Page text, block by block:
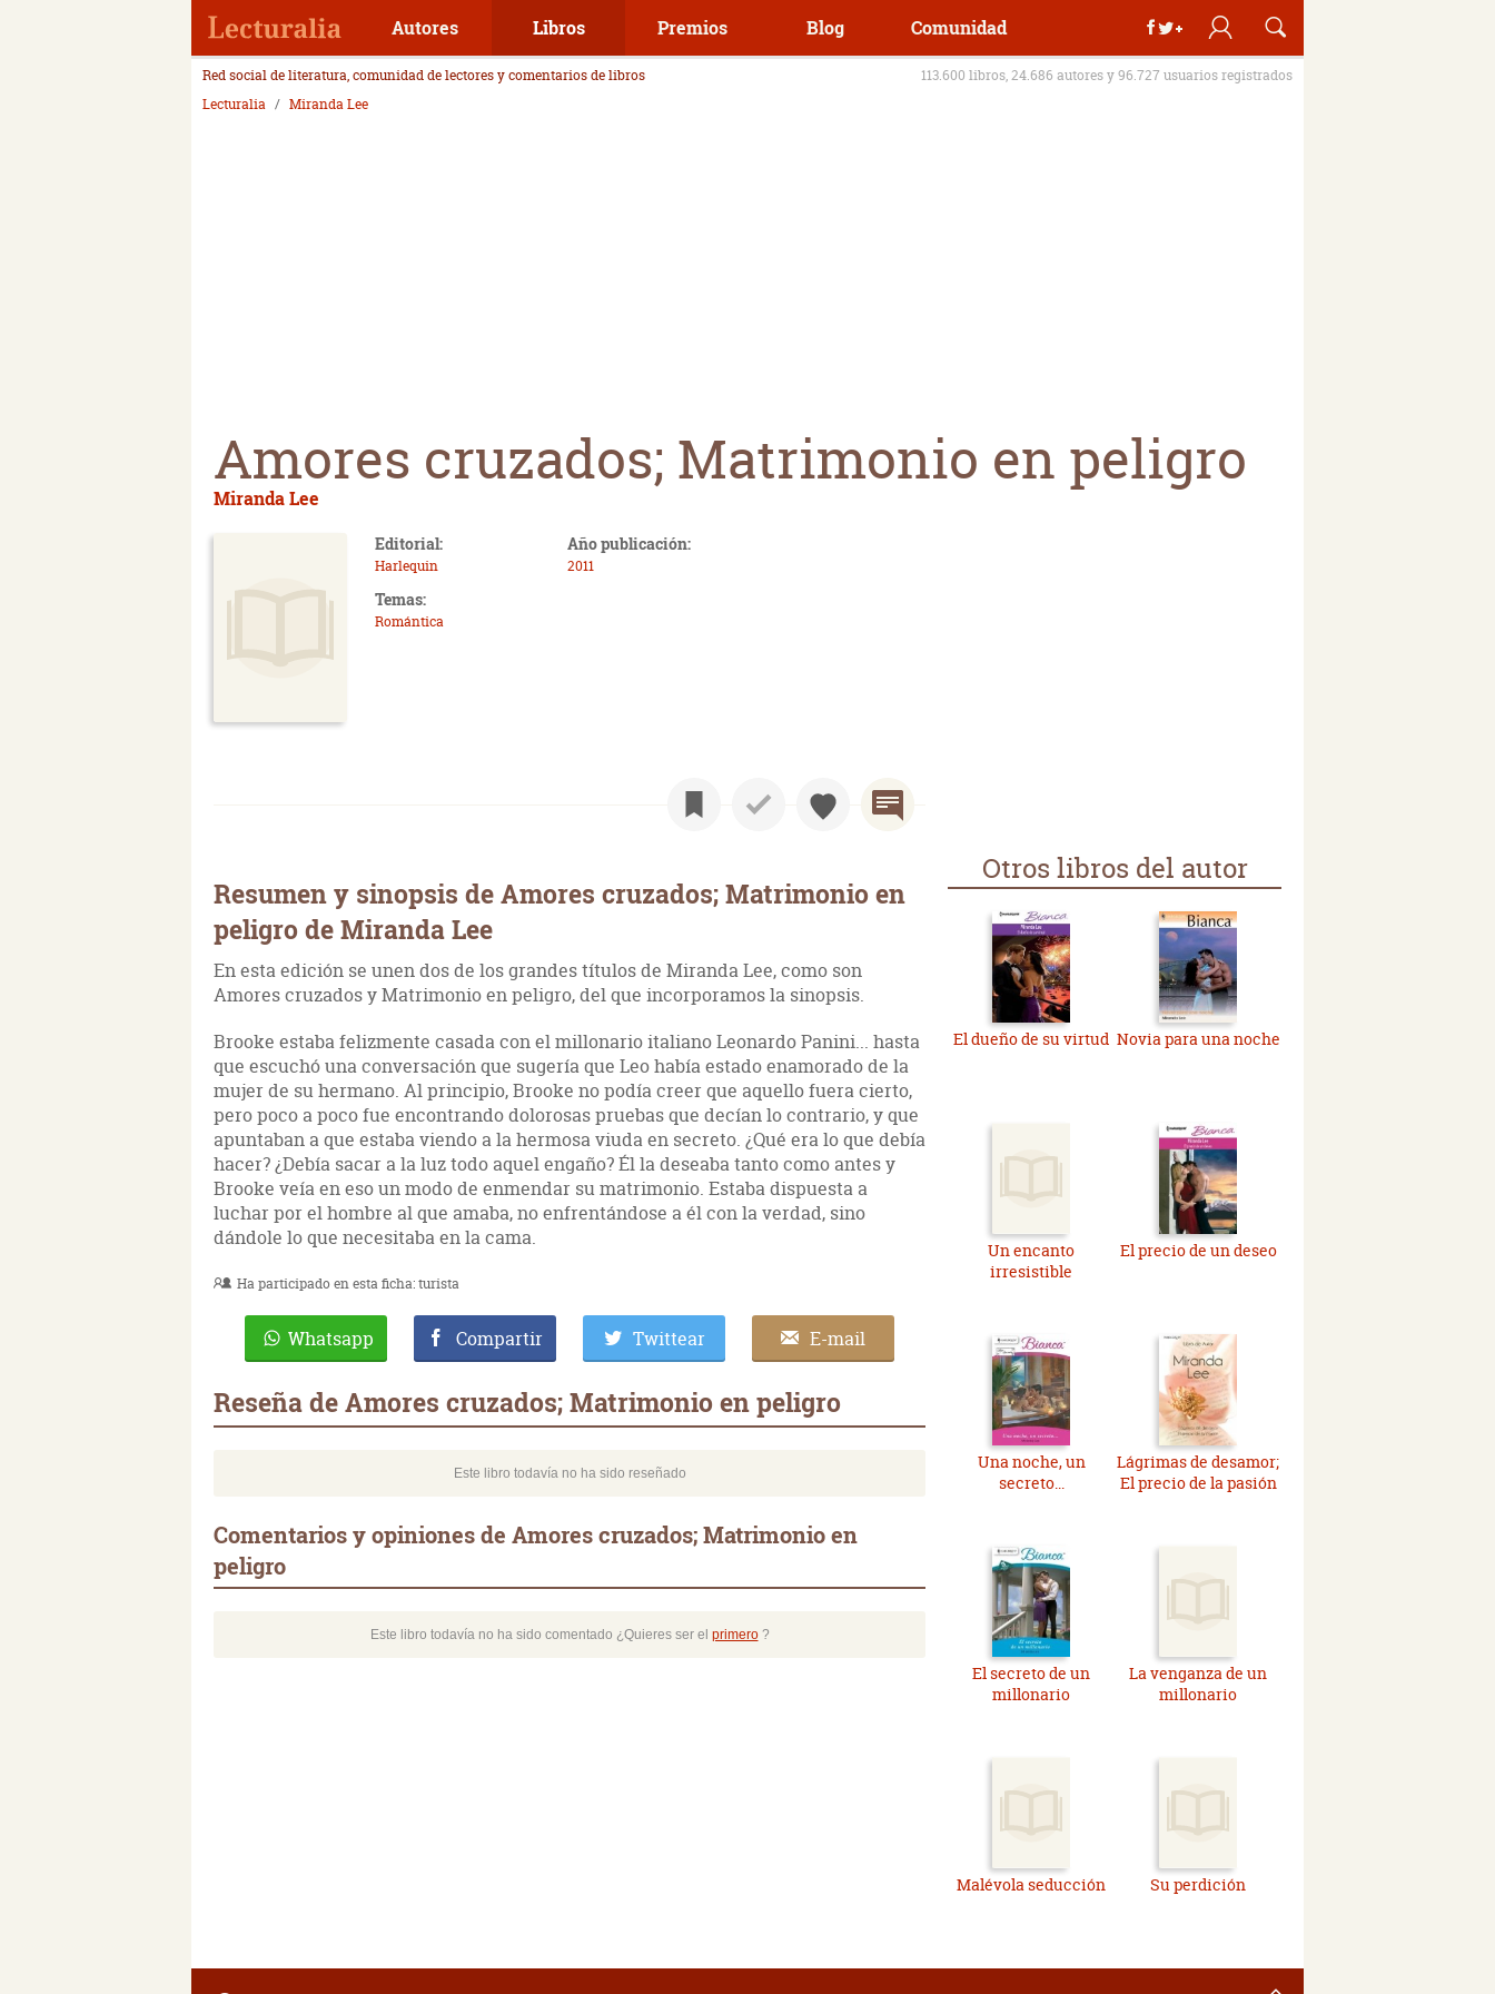
Autores Libros Premios Blog Comunidad
Red social de literatura, comunidad de lectores y comentarios de libros
113.600 libros, 24.686 autores y 96.727 usuarios registrados
Lecturalia
Miranda Lee
Amores cruzados; Matrimonio en peligro
Miranda Lee
Editorial:
Harlequin
Año publicación:
2011
Temas:
Romántica
Resumen y sinopsis de Amores cruzados; Matrimonio en
peligro de Miranda Lee
En esta edición se unen dos de los grandes títulos de Miranda Lee, como son
Amores cruzados y Matrimonio en peligro, del que incorporamos la sinopsis.
Brooke estaba felizmente casada con el millonario italiano Leonardo Panini... hasta
que escuchó una conversación que sugería que Leo había estado enamorado de la
mujer de su hermano. Al principio, Brooke no podía creer que aquello fuera cierto,
pero poco a poco fue encontrando dolorosas pruebas que decían lo contrario, y que
apuntaban a que estaba viendo a la hermosa viuda en secreto. ¿Qué era lo que debía
hacer? ¿Debía sacar a la luz todo aquel engaño? Él la deseaba tanto como antes y
Brooke veía en eso un modo de enmendar su matrimonio. Estaba dispuesta a
luchar por el hombre al que amaba, no enfrentándose a él con la verdad, sino
dándole lo que necesitaba en la cama.
Ha participado en esta ficha:turista
Whatsapp Compartir Twittear E-mail
Reseña de Amores cruzados; Matrimonio en peligro
Este libro todavía no ha sido reseñado
Comentarios y opiniones de Amores cruzados; Matrimonio en
peligro
Este libro todavía no ha sido comentado ¿Quieres ser el primero?
Otros libros del autor
El dueño de su virtud Novia para una noche
Un encanto
irresistible
El precio de un deseo
Una noche, un
secreto...
Lágrimas de desamor;
El precio de la pasión
El secreto de un
millonario
La venganza de un
millonario
Malévola seducción Su perdición